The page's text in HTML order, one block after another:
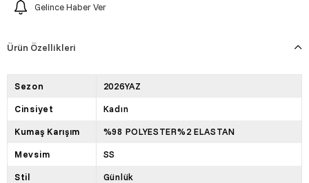
Gelince Haber Ver
Ürün Özellikleri
Sezon 2026YAZ
Cinsiyet Kadın
Kumaş Karışım %98 POLYESTER%2 ELASTAN
Mevsim SS
Stil Günlük